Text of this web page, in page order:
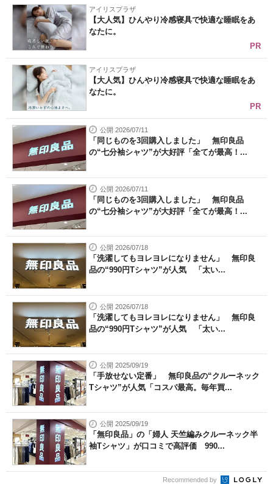
モノづくり技術者専門サイト
エレクトロニクス専門サイト
電子設計の基本と応用
エネルギーの専門メディア
建設×テクノロジーの最前線
ちょっと気になるネットの話題
アイリスプラザ
【大人気】ひんやり冷感寝具で快適な睡眠をあ
なたに。
PR
アイリスプラザ
【大人気】ひんやり冷感寝具で快適な睡眠をあ
なたに。
PR
公開 2026/07/11
「同じものを3回購入しました」 無印良品
の“七分袖シャツ”が大好評「全てが最高！...
公開 2026/07/11
「同じものを3回購入しました」 無印良品
の“七分袖シャツ”が大好評「全てが最高！...
公開 2026/07/18
「洗濯してもヨレヨレになりません」 無印良
品の“990円Tシャツ”が人気 「太い...
公開 2026/07/18
「洗濯してもヨレヨレになりません」 無印良
品の“990円Tシャツ”が人気 「太い...
公開 2025/09/19
「手放せない定番」 無印良品の“クルーネック
Tシャツ”が人気「コスパ最高。毎年買...
公開 2025/09/19
「無印良品」の「婦人 天竺編みクルーネック半
袖Tシャツ」が口コミで高評価 990...
Recommended by